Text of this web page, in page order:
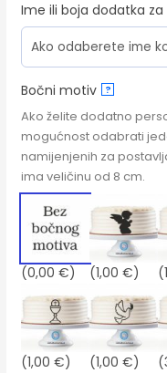
Ime ili boja dodatka
Bočni motiv ?
Ako želite dodatno
mogućnost odabrati
namijenjenih za
ima veličinu od 8 cm.
(0,00 €) (1,00 €)
(1,00 €) (1,00 €)